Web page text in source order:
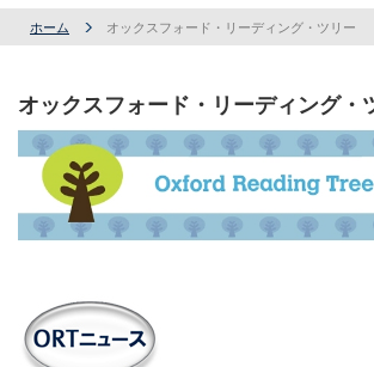
ホーム オックスフォード・リーディング・ツリー
オックスフォード・リーディング・